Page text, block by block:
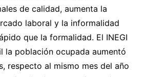
de calidad, aumenta la
laboral y la informalidad
que la formalidad. El INEGI
la población ocupada aumentó
respecto al mismo mes del año